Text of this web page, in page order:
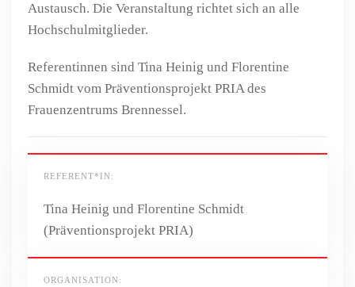
Austausch. Die Veranstaltung richtet sich an alle
Hochschulmitglieder.
Referentinnen sind Tina Heinig und Florentine
Schmidt vom Präventionsprojekt PRIA des
Frauenzentrums Brennessel.
REFERENT*IN:
Tina Heinig und Florentine Schmidt
(Präventionsprojekt PRIA)
ORGANISATION: